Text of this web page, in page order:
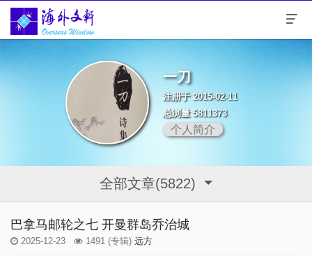
一刀
注册于 2015-02-11
总浏量 5811373
个人简介
全部文章(5822)
巴拿马邮轮之七 开曼群岛乔治城
2025-12-23 1491 (专辑) 远方